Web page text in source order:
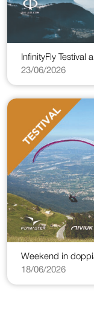
InfinityFly Testival
23/06/2026
Weekend in
18/06/2026